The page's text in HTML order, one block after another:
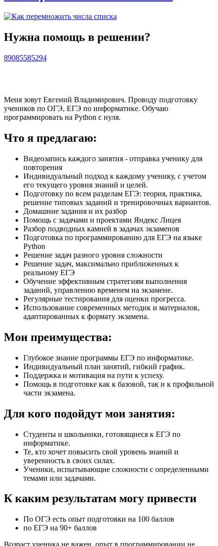
Нужна помощь в решении?
89085585294
Меня зовут Евгений Владимирович. Проводу подготовку
учеников по ОГЭ, ЕГЭ по информатике. Обучаю
программировать на Python с нуля.
Что я предлагаю:
Видеозапись каждого занятия - отправка ученику для
повторения
Индивидуальный подход к каждому ученику, с учетом
его текущего уровня знаний и целей.
Подготовку по всем разделам ЕГЭ: теория, практика,
решение типовых заданий и тренировочных вариантов.
Домашние задания и их разбор
Помощь с задачами и проектами Яндекс Лицея
Разбор подводных камней в задачах экзаменов
Подготовка по программированию для ЕГЭ на языке
Python
Решение задач разного уровня сложности
Решение задач, максимально приближенных к
реальному ЕГЭ
Обучение эффективным стратегиям выполнения
заданий, управлению временем на экзамене.
Регулярные тестирования для оценки прогресса.
Использование современных методик и материалов,
адаптированных к формату экзамена.
Мои преимущества:
Глубокое знание программы ЕГЭ по информатике.
Индивидуальный план занятий, гибкий график.
Поддержка и мотивация на пути к успеху.
Помощь в подготовке как к базовой, так и к профильной
части экзамена.
Для кого подойдут мои занятия:
Студенты и школьники, готовящиеся к ЕГЭ по
информатике.
Те, кто хочет повысить свой уровень знаний и
уверенность в своих силах.
Ученики, испытывающие сложности с определенными
темами или задачами.
К каким результатам могу привести
По ОГЭ есть опыт подготовки на 100 баллов
по ЕГЭ на 90+ баллов